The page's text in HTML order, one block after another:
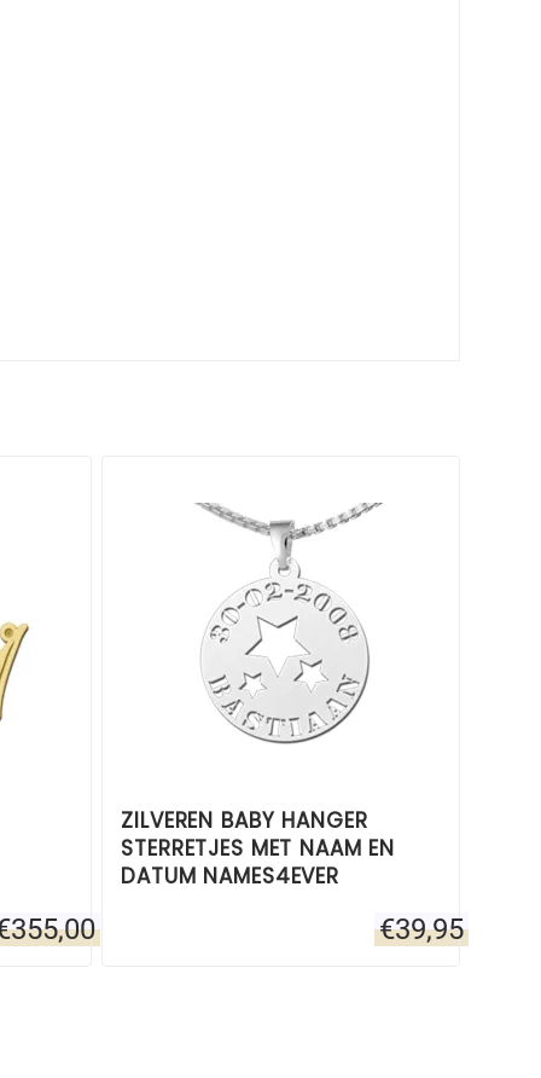
355,00
ZILVEREN BABY HANGER
STERRETJES MET NAAM EN
DATUM NAMES4EVER
€39,95